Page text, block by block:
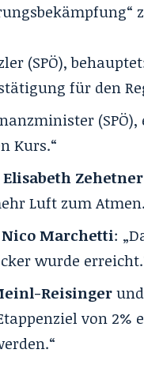
(SPÖ),
für den
Kurs.“
Elisabeth Zehetner
Luft zum
Nico Marchetti:
wurde
Reisinger
von